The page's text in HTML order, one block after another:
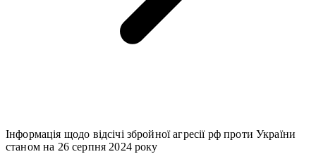
Інформація щодо відсічі збройної агресії рф проти України
станом на 26 серпня 2024 року